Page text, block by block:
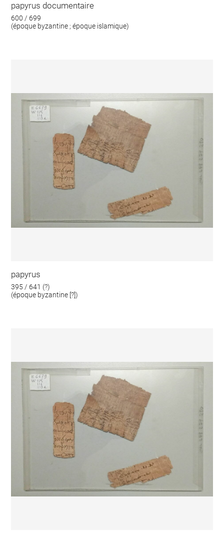
papyrus documentaire
600 / 699
(époque byzantine ; époque islamique)
papyrus
395 / 641 (?)
(époque byzantine [?])